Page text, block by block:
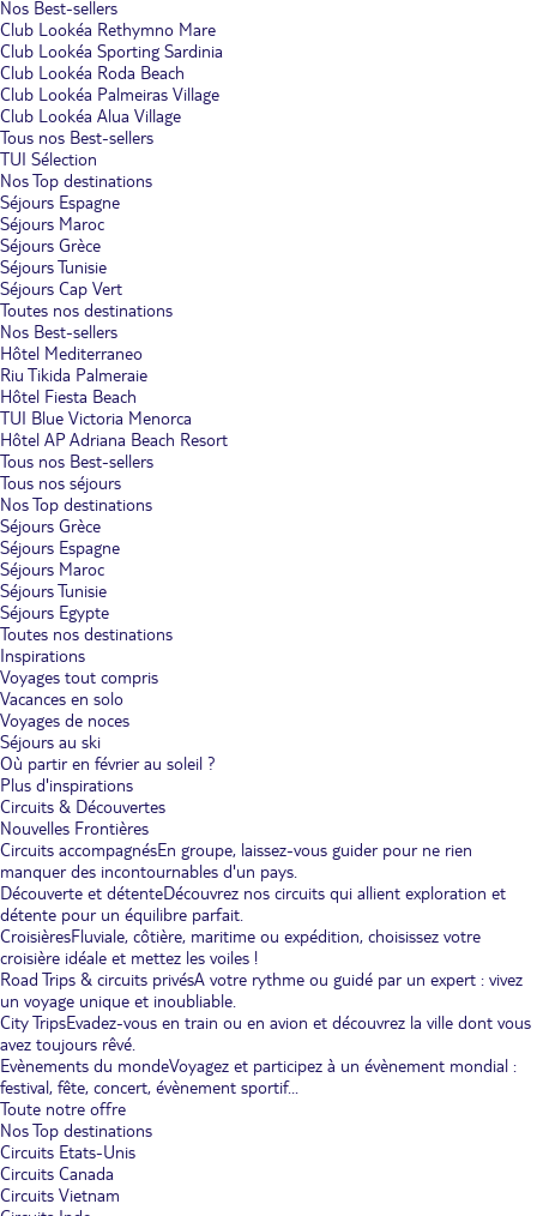
Nos Best-sellers
Club Lookéa Rethymno Mare
Club Lookéa Sporting Sardinia
Club Lookéa Roda Beach
Club Lookéa Palmeiras Village
Club Lookéa Alua Village
Tous nos Best-sellers
TUI Sélection
Nos Top destinations
Séjours Espagne
Séjours Maroc
Séjours Grèce
Séjours Tunisie
Séjours Cap Vert
Toutes nos destinations
Nos Best-sellers
Hôtel Mediterraneo
Riu Tikida Palmeraie
Hôtel Fiesta Beach
TUI Blue Victoria Menorca
Hôtel AP Adriana Beach Resort
Tous nos Best-sellers
Tous nos séjours
Nos Top destinations
Séjours Grèce
Séjours Espagne
Séjours Maroc
Séjours Tunisie
Séjours Egypte
Toutes nos destinations
Inspirations
Voyages tout compris
Vacances en solo
Voyages de noces
Séjours au ski
Où partir en février au soleil ?
Plus d'inspirations
Circuits & Découvertes
Nouvelles Frontières
Circuits accompagnésEn groupe, laissez-vous guider pour ne rien
manquer des incontournables d'un pays.
Découverte et détenteDécouvrez nos circuits qui allient exploration et
détente pour un équilibre parfait.
CroisièresFluviale, côtière, maritime ou expédition, choisissez votre
croisière idéale et mettez les voiles !
Road Trips & circuits privésA votre rythme ou guidé par un expert : vivez
un voyage unique et inoubliable.
City TripsEvadez-vous en train ou en avion et découvrez la ville dont vous
avez toujours rêvé.
Evènements du mondeVoyagez et participez à un évènement mondial :
festival, fête, concert, évènement sportif...
Toute notre offre
Nos Top destinations
Circuits Etats-Unis
Circuits Canada
Circuits Vietnam